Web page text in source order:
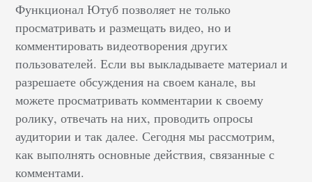
Функционал Ютуб позволяет не только
просматривать и размещать видео, но и
комментировать видеотворения других
пользователей. Если вы выкладываете материал и
разрешаете обсуждения на своем канале, вы
можете просматривать комментарии к своему
ролику, отвечать на них, проводить опросы
аудитории и так далее. Сегодня мы рассмотрим,
как выполнять основные действия, связанные с
комментами.